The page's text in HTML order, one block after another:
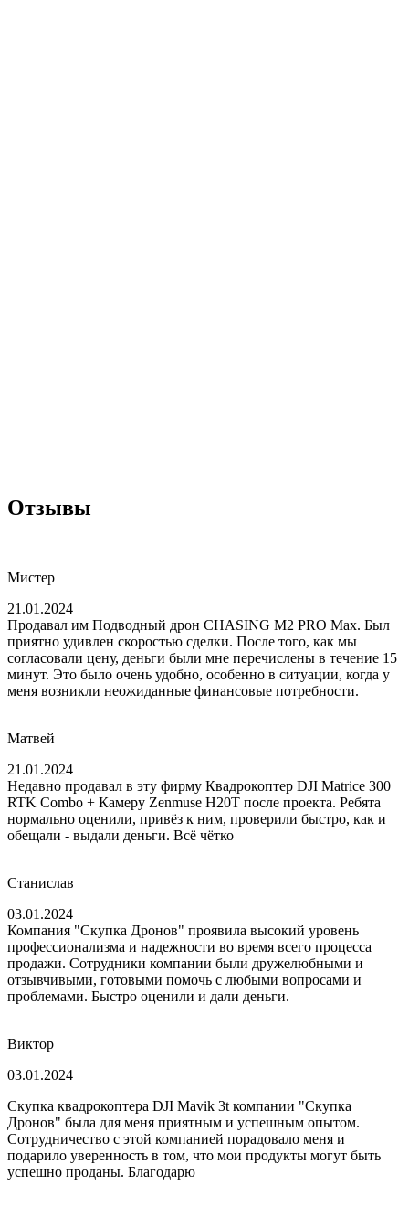
Отзывы
Мистер
21.01.2024
Продавал им Подводный дрон CHASING M2 PRO Max. Был
приятно удивлен скоростью сделки. После того, как мы
согласовали цену, деньги были мне перечислены в течение 15
минут. Это было очень удобно, особенно в ситуации, когда у
меня возникли неожиданные финансовые потребности.
Матвей
21.01.2024
Недавно продавал в эту фирму Квадрокоптер DJI Matrice 300
RTK Combo + Камеру Zenmuse H20T после проекта. Ребята
нормально оценили, привёз к ним, проверили быстро, как и
обещали - выдали деньги. Всё чётко
Станислав
03.01.2024
Компания "Скупка Дронов" проявила высокий уровень
профессионализма и надежности во время всего процесса
продажи. Сотрудники компании были дружелюбными и
отзывчивыми, готовыми помочь с любыми вопросами и
проблемами. Быстро оценили и дали деньги.
Виктор
03.01.2024
Скупка квадрокоптера DJI Mavik 3t компании "Скупка
Дронов" была для меня приятным и успешным опытом.
Сотрудничество с этой компанией порадовало меня и
подарило уверенность в том, что мои продукты могут быть
успешно проданы. Благодарю